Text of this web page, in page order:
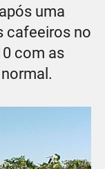
uma
cafeeiros no
com as